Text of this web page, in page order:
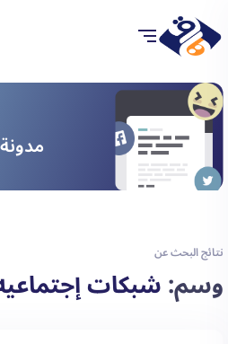
نتائج البحث عن
وسم:شبكات